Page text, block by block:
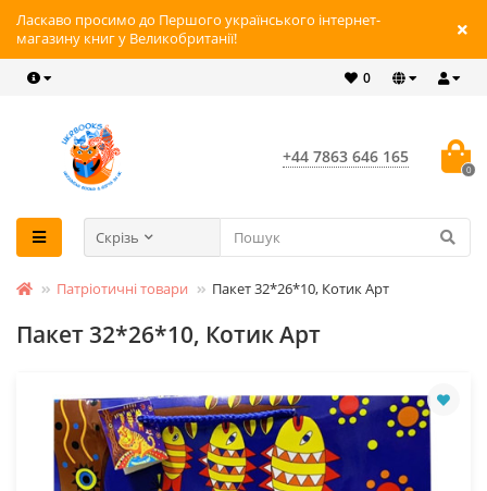
Ласкаво просимо до Першого українського інтернет-
магазину книг у Великобританії!
0
+44 7863 646 165
0
Скрізь
Патріотичні товари Пакет 32*26*10, Котик Арт
Пакет 32*26*10, Котик Арт